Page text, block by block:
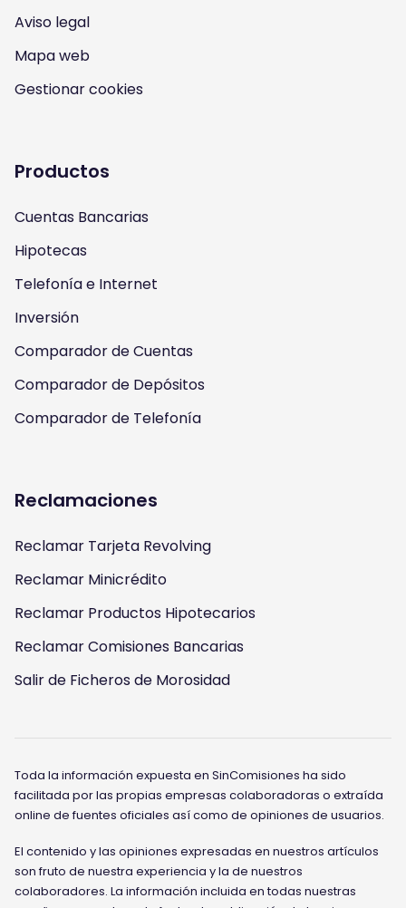
n
s
a
a
m
o
u
u
a
c
b
k
i
t
Aviso legal
Mapa web
Gestionar cookies
Productos
Cuentas Bancarias
Hipotecas
Telefonía e Internet
Inversión
Comparador de Cuentas
Comparador de Depósitos
Comparador de Telefonía
Reclamaciones
Reclamar Tarjeta Revolving
Reclamar Minicrédito
Reclamar Productos Hipotecarios
Reclamar Comisiones Bancarias
Salir de Ficheros de Morosidad
Toda la información expuesta en SinComisiones ha sido
facilitada por las propias empresas colaboradoras o extraída
online de fuentes oficiales así como de opiniones de usuarios.
El contenido y las opiniones expresadas en nuestros artículos
son fruto de nuestra experiencia y la de nuestros
colaboradores. La información incluida en todas nuestras